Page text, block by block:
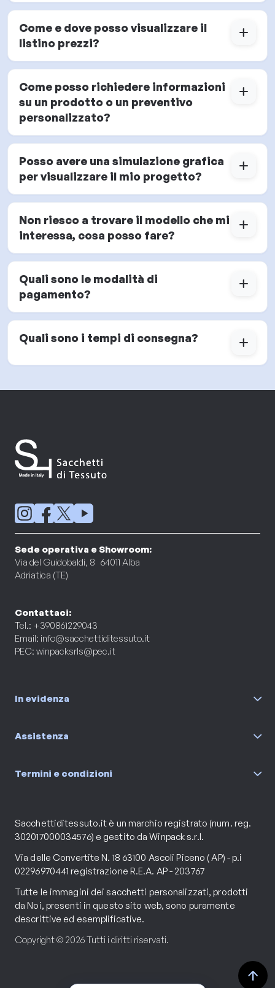
Come e dove posso visualizzare il
listino prezzi?
add
Come posso richiedere informazioni
su un prodotto o un preventivo
personalizzato?
add
Posso avere una simulazione grafica
per visualizzare il mio progetto?
add
Non riesco a trovare il modello che mi
interessa, cosa posso fare?
add
Quali sono le modalità di
pagamento?
add
Quali sono i tempi di consegna? add
Sede operativa e Showroom:
Via del Guidobaldi, 8 64011 Alba
Adriatica (TE)
Contattaci:
Tel.: +390861229043
Email: info@sacchettiditessuto.it
PEC: winpacksrls@pec.it
In evidenza
Assistenza
Termini e condizioni
Sacchettiditessuto.it è un marchio registrato (num. reg.
302017000034576) e gestito da Winpack s.r.l.
Via delle Convertite N. 18 63100 Ascoli Piceno ( AP) - p.i
02296970441 registrazione R.E.A. AP - 203767
Tutte le immagini dei sacchetti personalizzati, prodotti
da Noi, presenti in questo sito web, sono puramente
descrittive ed esemplificative.
Copyright © 2026 Tutti i diritti riservati.
arrow_upward